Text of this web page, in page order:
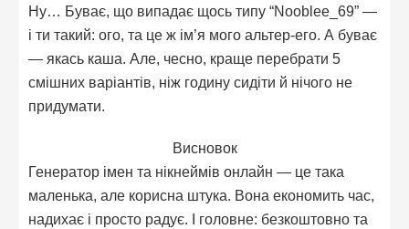
Ну… Буває, що випадає щось типу “Nooblee_69” —
і ти такий: ого, та це ж ім’я мого альтер-его. А буває
— якась каша. Але, чесно, краще перебрати 5
смішних варіантів, ніж годину сидіти й нічого не
придумати.
Висновок
Генератор імен та нікнеймів онлайн — це така
маленька, але корисна штука. Вона економить час,
надихає і просто радує. І головне: безкоштовно та